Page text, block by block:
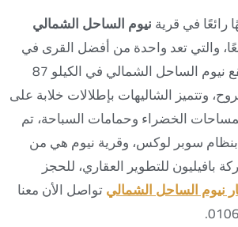
رائعًا في قريةنيوم الساحل الشمالي
مربعًا، والتي تعد واحدة من أفضل القرى في
الساحل الشمالي، تقع نيوم الساحل الشمالي في الكيلو 87
وتتميز الشاليهات بإطلالات خلابة على
الخضراء وحمامات السباحة، تم
سوبر لوكس، وقرية نيوم هي من
للتطوير العقاري، للحجز
نيوم الساحل الشماليتواصل الأن معنا